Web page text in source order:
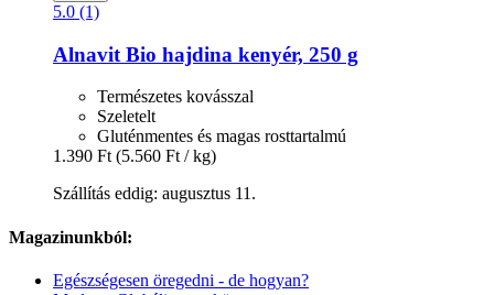
5.0 (1)
Alnavit Bio hajdina kenyér, 250 g
Természetes kovásszal
Szeletelt
Gluténmentes és magas rosttartalmú
1.390 Ft (5.560 Ft / kg)
Szállítás eddig: augusztus 11.
Magazinunkból:
Egészségesen öregedni - de hogyan?